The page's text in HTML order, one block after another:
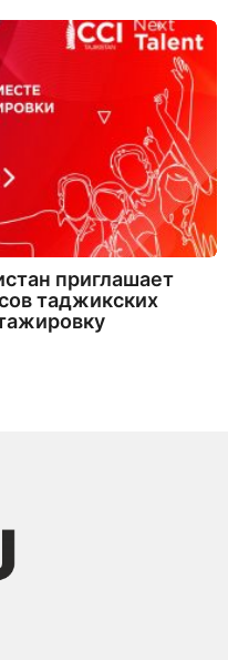
приглашает
таджикских